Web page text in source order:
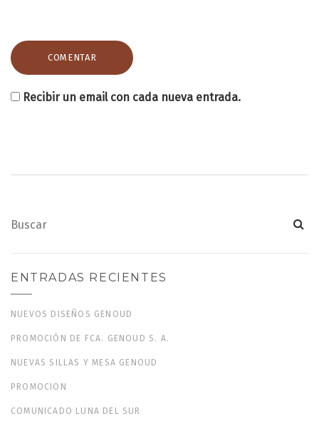
Recibir un email con cada nueva entrada.
ENTRADAS RECIENTES
NUEVOS DISEÑOS GENOUD
PROMOCIÓN DE FCA. GENOUD S. A.
NUEVAS SILLAS Y MESA GENOUD
PROMOCION
COMUNICADO LUNA DEL SUR